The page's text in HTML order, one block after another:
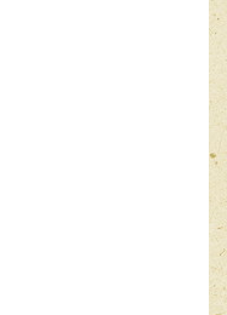
альбома
рок-группа,
Элдричем и
в
который
х. С этого
занимается только